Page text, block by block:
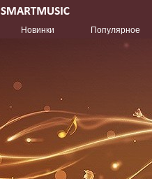
Новинки Популярное